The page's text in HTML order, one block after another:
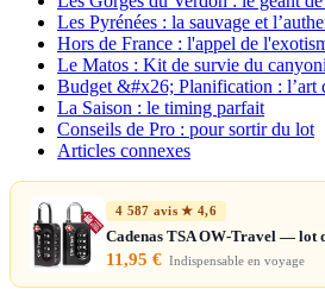
Les Pyrénées : la sauvage et
Hors de France : l'appel de
Le Matos : Kit de survie du
Budget &#x26; Planification : l’art
La Saison : le timing parfait
Conseils de Pro : pour sortir du lot
Articles connexes
4 587 avis ★ 4,6
Cadenas TSA OW-Travel — lot
11,95 € Indispensable en voyage